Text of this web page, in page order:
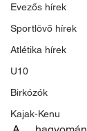
Evezős hírek
Sportlövő hírek
Atlétika hírek
U10
Birkózók
Kajak-Kenu